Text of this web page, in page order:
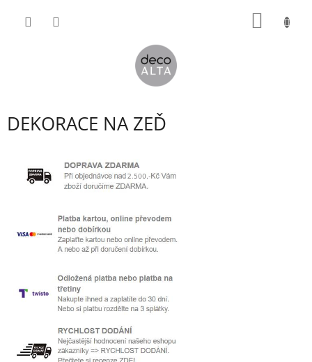
DEKORACE NA ZEĎ